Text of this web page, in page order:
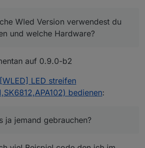
Wled Version verwendest du
und welche Hardware?
auf 0.9.0-b2
[WLED] LED streifen
bedienen:
ja jemand gebrauchen?